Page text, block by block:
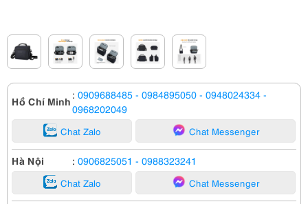
Hồ Chí Minh : 0909688485 - 0984895050 - 0948024334 -
0968202049
Chat Zalo Chat Messenger
Hà Nội : 0906825051 - 0988323241
Chat Zalo Chat Messenger